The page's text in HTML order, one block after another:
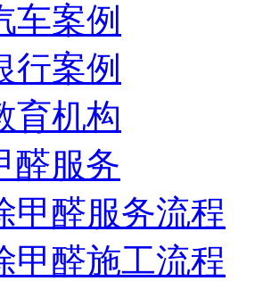
车案例
行案例
育机构
醛服务
甲醛服务流程
甲醛施工流程